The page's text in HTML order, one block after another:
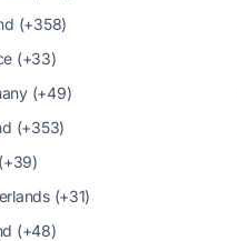
(+358)
(+33)
(+49)
(+353)
(+31)
(+48)